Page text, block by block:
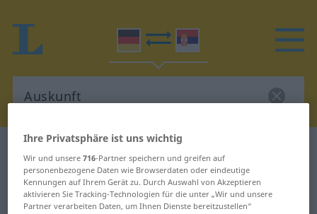
Deutsch-Serbisch Übersetzung für
"Auskunft"
Ihre Privatsphäre ist uns wichtig
Wir und unsere716-Partner speichern und greifen auf
personenbezogene Daten wie Browserdaten oder eindeutige
Kennungen auf Ihrem Gerät zu. Durch Auswahl von Akzeptieren
aktivieren Sie Tracking-Technologien für die unter „Wir und unsere
Partner verarbeiten Daten, um Ihnen Dienste bereitzustellen“